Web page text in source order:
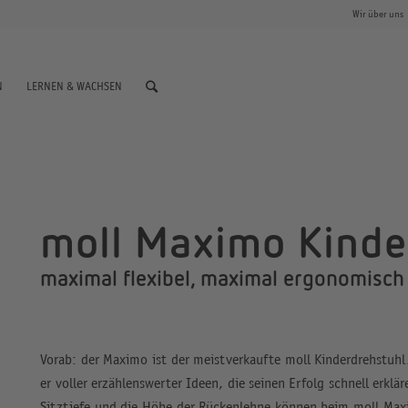
Wir über uns
LERNEN & WACHSEN
moll Maximo
maximal flexibel, maximal ergonomisch
Vorab: der Maximo ist der meistverkaufte moll
er voller erzählenswerter Ideen, die seinen Erfolg schnell